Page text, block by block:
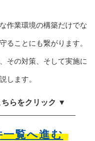
作業環境の構築だけでな
ることにも繋がります。
その対策、そして実施に
します。
らをクリック ▼
一覧へ進む